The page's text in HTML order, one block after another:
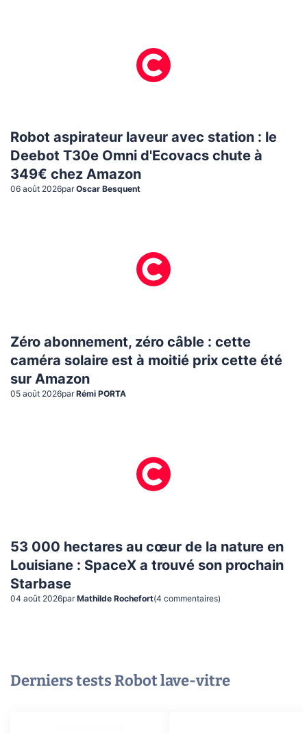
Robot aspirateur laveur avec station : le
Deebot T30e Omni d'Ecovacs chute à
349€ chez Amazon
06 août 2026par Oscar Besquent
Zéro abonnement, zéro câble : cette
caméra solaire est à moitié prix cette été
sur Amazon
05 août 2026par Rémi PORTA
53 000 hectares au cœur de la nature en
Louisiane : SpaceX a trouvé son prochain
Starbase
04 août 2026par Mathilde Rochefort(4 commentaires)
Derniers testsRobot lave-vitre